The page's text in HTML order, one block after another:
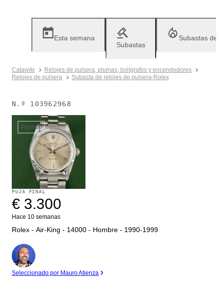
Esta semana
Subastas
Subastas
Catawiki
Relojes de pulsera, plumas, bolígrafos y encendedores
Relojes de pulsera
Subasta de relojes de pulsera Rolex
N.º 103962968
Vendido
PUJA FINAL
€ 3.300
Hace 10 semanas
Rolex - Air-King - 14000 - Hombre - 1990-1999
Experto
Seleccionado por Mauro Atienza